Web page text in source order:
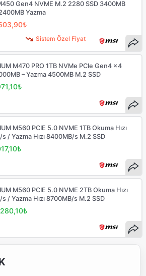
Sistem Özel Fiyat
Gen4 NVME M.2 2280 SSD 3400MB
Yazma
M470 PRO 1TB NVMe PCIe Gen4 x4
– Yazma 4500MB M.2 SSD
M560 PCIE 5.0 NVME 1TB Okuma Hızı
/ Yazma Hızı 8400MB/s M.2 SSD
M560 PCIE 5.0 NVME 2TB Okuma Hızı
/ Yazma Hızı 8700MB/s M.2 SSD